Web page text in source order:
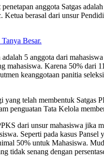
anggota Satgas
berasal dari unsur
Besar.
5 anggota dari
mahasiswa. Karena 50%
keanggotaan panitia
telah membentuk Satgas
penguatan Tata Kelola
dari unsur mahasiswa
Seperti pada kasus
50% untuk Mahasiswa.
tidak senang dengan